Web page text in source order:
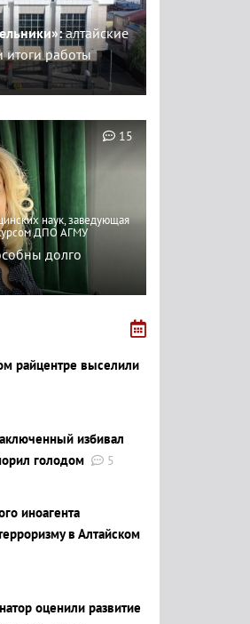
алтайские
итоги работы
наук, заведующая
ДПО АГМУ
долго
15
райцентре выселили
избивал
голодом
5
иноагента
в Алтайском
оценили развитие